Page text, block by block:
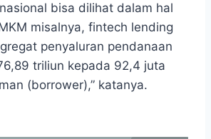
bisa dilihat dalam hal
misalnya, fintech lending
penyaluran pendanaan
triliun kepada 92,4 juta
(borrower),” katanya.